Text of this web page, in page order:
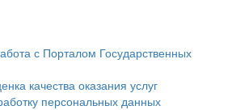
с Порталом Государственных
качества оказания услуг
персональных данных